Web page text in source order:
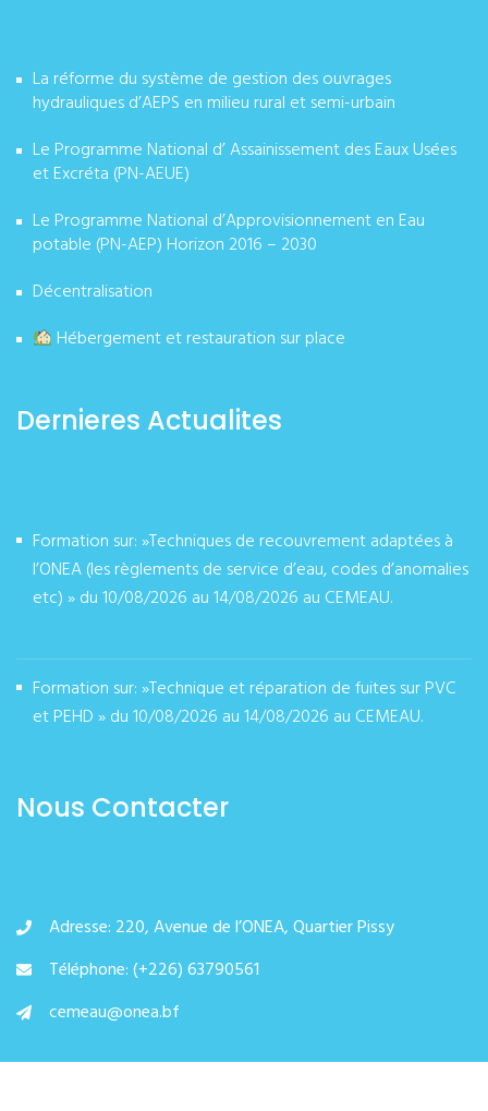
La réforme du système de gestion des ouvrages
hydrauliques d’AEPS en milieu rural et semi-urbain
Le Programme National d’ Assainissement des Eaux Usées
et Excréta (PN-AEUE)
Le Programme National d’Approvisionnement en Eau
potable (PN-AEP) Horizon 2016 – 2030
Décentralisation
Hébergement et restauration sur place
Dernieres Actualites
Formation sur: »Techniques de recouvrement adaptées à
l’ONEA (les règlements de service d’eau, codes d’anomalies
etc) » du 10/08/2026 au 14/08/2026 au CEMEAU.
Formation sur: »Technique et réparation de fuites sur PVC
et PEHD » du 10/08/2026 au 14/08/2026 au CEMEAU.
Nous Contacter
Adresse: 220, Avenue de l’ONEA, Quartier Pissy
Téléphone: (+226) 63790561
cemeau@onea.bf